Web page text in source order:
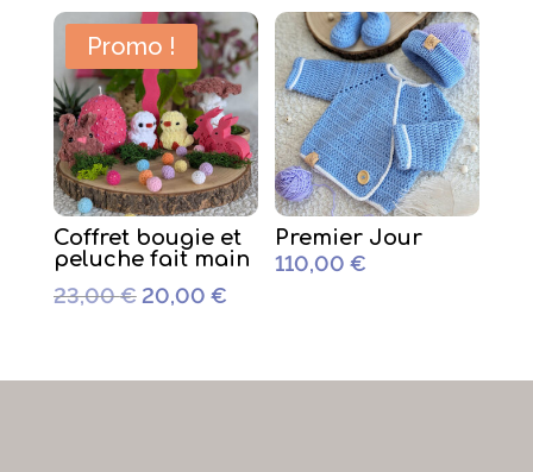
Promo !
Coffret bougie et
peluche fait main
23,00€ Le
était :
20,00 €Le
est :
Premier Jour
110,00€